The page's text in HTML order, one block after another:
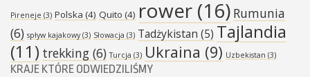
Pireneje (3) Polska (4) Quito (4) rower (16) Rumunia
(6) spływ kajakowy(3) Słowacja (3) Tadżykistan (5) Tajlandia
(11) trekking (6) Turcja (3) Ukraina (9) Uzbekistan (3)
KRAJE KTÓRE ODWIEDZILIŚMY